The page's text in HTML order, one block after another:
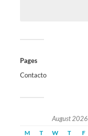
Pages
Contacto
August 2026
M T W T F